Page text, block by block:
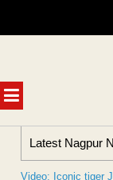
Latest Nagpur
Video: Iconic tiger